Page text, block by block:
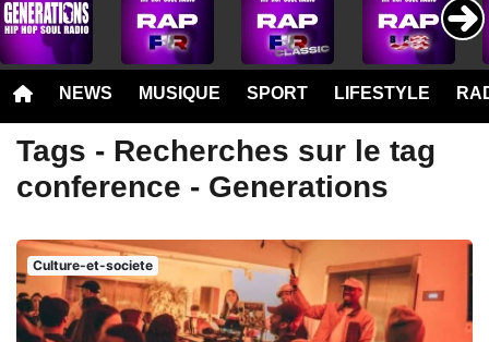
NEWS MUSIQUE SPORT LIFESTYLE
Tags - Recherches sur le tag
conference - Generations
Culture-et-societe